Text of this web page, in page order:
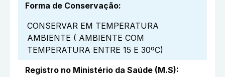
Forma de Conservação:
CONSERVAR EM TEMPERATURA
AMBIENTE ( AMBIENTE COM
TEMPERATURA ENTRE 15 E 30ºC)
Registro no Ministério da Saúde (M.S):